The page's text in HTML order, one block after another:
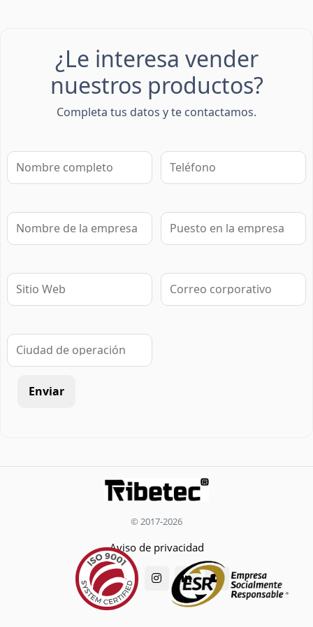
¿Le interesa vender
nuestros productos?
Completa tus datos y te contactamos.
Enviar
© 2017-2026
Aviso de privacidad